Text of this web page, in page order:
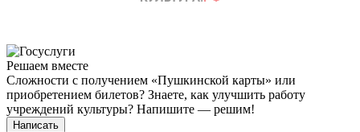
Решаем вместе
Сложности с получением «Пушкинской карты» или
приобретением билетов? Знаете, как улучшить работу
учреждений культуры? Напишите — решим!
Написать